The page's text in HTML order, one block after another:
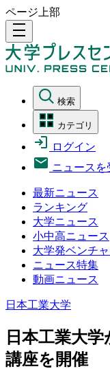
ページ上部
density_medium
検索
カテゴリ
ログイン
ニュースを
最新ニュース
ランキング
大学ニュース
小中高ニュース
大学発ベンチ
ニュース特集
動画ニュース
日本工業大学
日本工業大学
講座を開催